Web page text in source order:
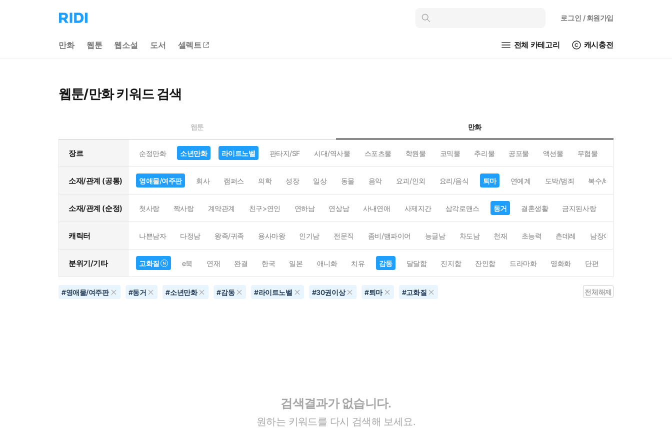
리
디
으
인
로그인 / 회원가입
만화 웹툰 웹소설 도서 셀렉트 전체 카테고리 캐시충전
웹툰/만화 키워드 검색
웹툰 만화
장르 순정만화 소년만화 라이트노벨 판타지/SF 시대/역사물 스포츠물 학원물 코믹물 추리물 공포물 액션물 무협물
소재/관계 (공통) 영애물/여주판 회사 캠퍼스 의학 성장 일상 동물 음악 요괴/인외 요리/음식 퇴마 연예계 도박/범죄 복수/배신
소재/관계 (순정) 첫사랑 짝사랑 계약관계 친구>연인 연하남 연상남 사내연애 사제지간 삼각로맨스 동거 결혼생활 금지된사랑
캐릭터 나쁜남자 다정남 왕족/귀족 용사마왕 인기남 전문직 좀비/뱀파이어 능글남 차도남 천재 초능력 츤데레 남장여자
분위기/기타 고화질 e북 연재 완결 한국 일본 애니화 치유 감동 달달함 진지함 잔인함 드라마화 영화화 단편
#영애물/여주판 #동거 #소년만화 #감동 #라이트노벨 #30권이상 #퇴마 #고화질 전체해제
검색결과가 없습니다.
원하는 키워드를 다시 검색해 보세요.